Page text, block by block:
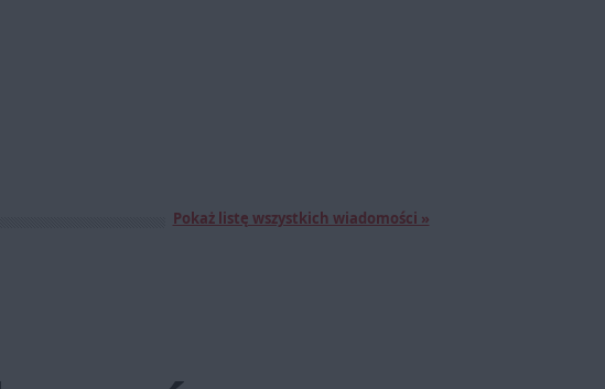
Pokaż listę wszystkich wiadomości »